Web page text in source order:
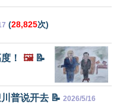
(28,825次)
！ 🖼️📝
普说开去 📝 2026/5/16